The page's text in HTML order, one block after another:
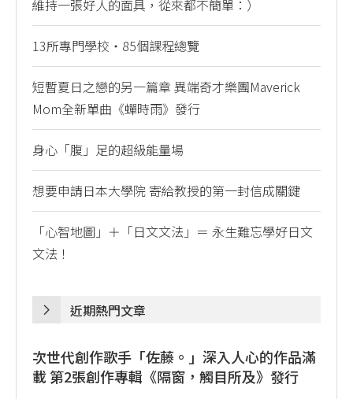
維持一張好人的面具，從來都不簡單：）
13所專門學校・85個課程總覽
短暫夏日之戀的另一篇章 異端奇才樂團Maverick
Mom全新單曲《蟬時雨》發行
身心「腹」足的超級能量場
想要申請日本大學院 寄給教授的第一封信成關鍵
「心智地圖」＋「日文文法」＝ 永生難忘學好日文
文法！
近期熱門文章
次世代創作歌手「佐藤。」深入人心的作品滿
載 第2張創作專輯《隔窗，觸目所及》發行